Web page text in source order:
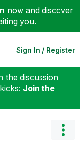
now and discover
you.
Sign In / Register
the discussion
Join the